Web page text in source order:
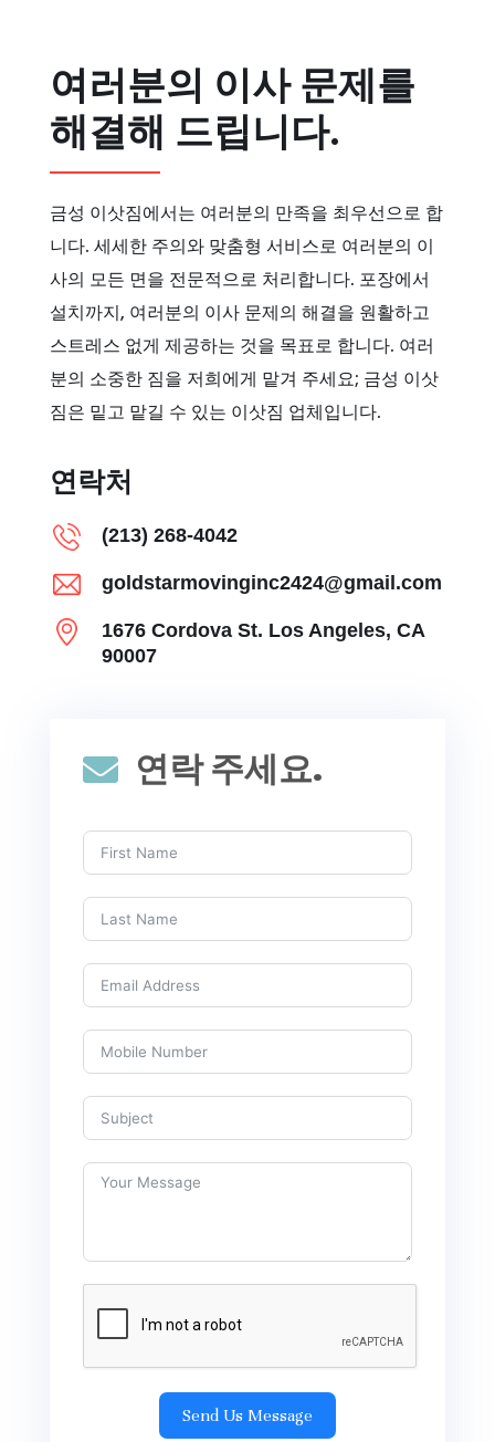
 연락 주세요.
Send Us Message
여러분의 이사 문제를
해결해 드립니다.
금성 이삿짐에서는 여러분의 만족을 최우선으로 합
니다. 세세한 주의와 맞춤형 서비스로 여러분의 이
사의 모든 면을 전문적으로 처리합니다. 포장에서
설치까지, 여러분의 이사 문제의 해결을 원활하고
스트레스 없게 제공하는 것을 목표로 합니다. 여러
분의 소중한 짐을 저희에게 맡겨 주세요; 금성 이삿
짐은 밑고 맡길 수 있는 이삿짐 업체입니다.
연락처
(213) 268-4042
goldstarmovinginc2424@gmail.com
1676 Cordova St. Los Angeles, CA
90007